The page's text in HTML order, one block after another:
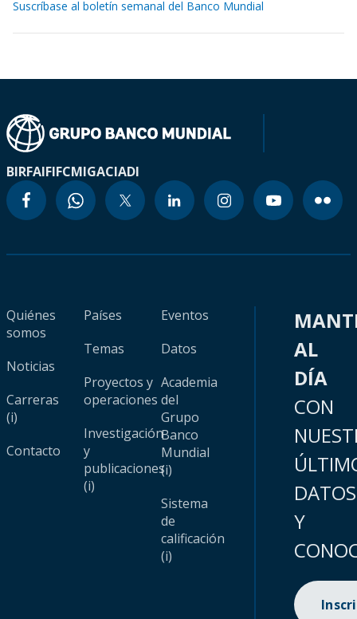
Suscríbase al boletín semanal del Banco Mundial
BIRFAIFIFCMIGACIADI
Quiénes
somos
Noticias
Carreras
(i)
Contacto
Países
Temas
Proyectos y
operaciones
Investigación
y
publicaciones
(i)
Eventos
Datos
Academia
del
Grupo
Banco
Mundial
(i)
Sistema
de
calificación
(i)
AL
DÍA
CON
DATOS
Y